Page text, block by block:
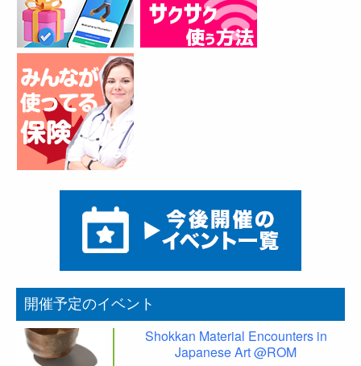
開催予定のイベント
Shokkan Material Encounters in
Japanese Art @ROM